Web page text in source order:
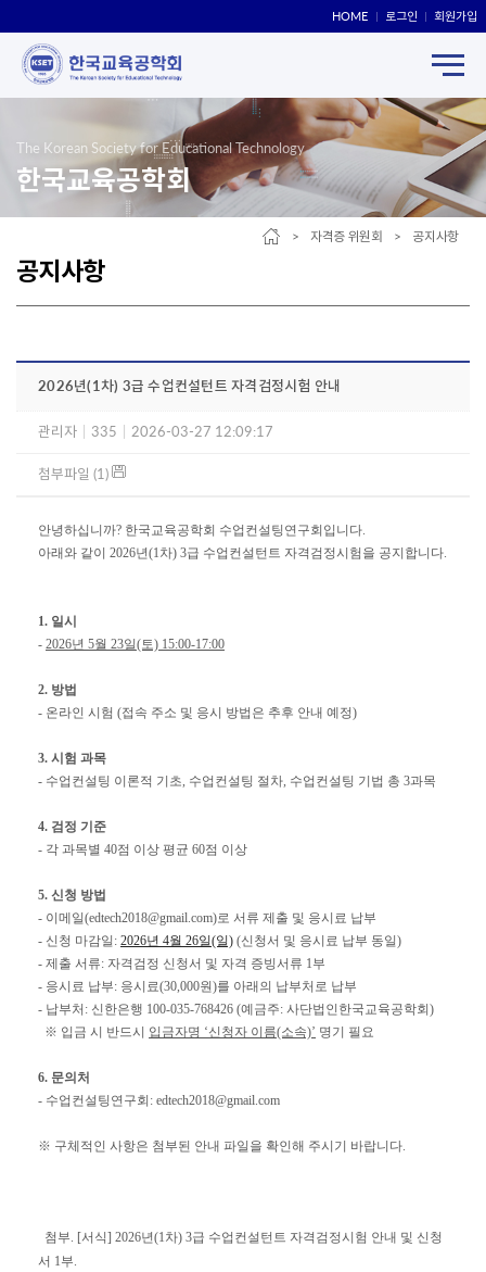
HOME 로그인 회원가입
The Korean Society for Educational Technology
한국교육공학회
공지사항
> 자격증 위원회 > 공지사항
2026년(1차) 3급 수업컨설턴트 자격검정시험 안내
관리자 335 2026-03-27 12:09:17
첨부파일 (1)
안녕하십니까? 한국교육공학회 수업컨설팅연구회입니다.
아래와 같이 2026년(1차) 3급 수업컨설턴트 자격검정시험을 공지합니다.
1. 일시
- 2026년 5월 23일(토) 15:00-17:00
2. 방법
- 온라인 시험 (접속 주소 및 응시 방법은 추후 안내 예정)
3. 시험 과목
- 수업컨설팅 이론적 기초, 수업컨설팅 절차, 수업컨설팅 기법 총 3과목
4. 검정 기준
- ​각 과목별 40점 이상 평균 60점 이상
​5. 신청 방법
- 이메일(edtech2018@gmail.com)로 서류 제출 및 응시료 납부
- 신청 마감일: 2026년 4월 26일(일) (신청서 및 응시료 납부 동일)​
- 제출 서류: ​자격검정 신청서 및 자격 증빙서류 1부
- 응시료 납부: ​응시료(30,000원)를 아래의 납부처로 납부
- 납부처: 신한은행 100-035-768426 (예금주: 사단법인한국교육공학회)​
※ 입금 시 반드시 입금자명 ‘신청자 이름(소속)’ 명기 필요
6. 문의처
- 수업컨설팅연구회: edtech2018@gmail.com​​
※ 구체적인 사항은 첨부된 안내 파일을 확인해 주시기 바랍니다.
첨부. [서식] 2026년(1차) 3급 수업컨설턴트 자격검정시험 안내 및 신청
서 1부.